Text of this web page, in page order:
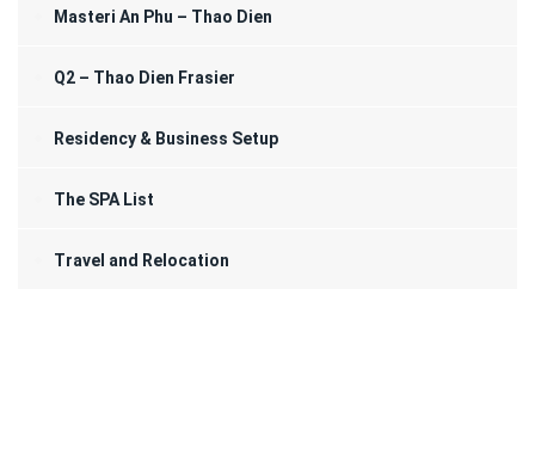
Masteri An Phu – Thao Dien
Q2 – Thao Dien Frasier
Residency & Business Setup
The SPA List
Travel and Relocation